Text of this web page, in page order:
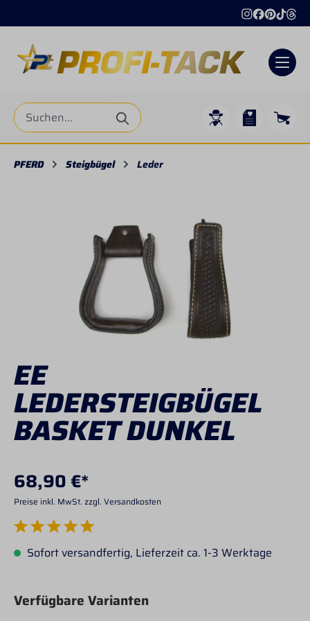
PFERD Steigbügel Leder
EE
LEDERSTEIGBÜGEL
BASKET DUNKEL
68,90 €*
Preise inkl. MwSt. zzgl. Versandkosten
Durchschnittliche Bewertung von 5 von 5 Sternen
Sofort versandfertig, Lieferzeit ca. 1-3 Werktage
Verfügbare Varianten